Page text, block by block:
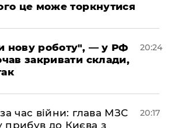
це може торкнутися
нову роботу", — у РФ
закривати склади,
20:24
час війни: глава МЗС
до Києва з
20:17